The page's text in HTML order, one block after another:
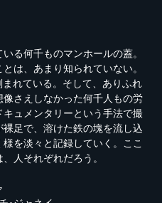
る何千ものマンホールの蓋。
は、あまり知られていない。
れている。そして、ありふれ
さえしなかった何千人もの労
ュメンタリーという手法で撮
足で、溶けた鉄の塊を流し込
を淡々と記録していく。ここ
人それぞれだろう。